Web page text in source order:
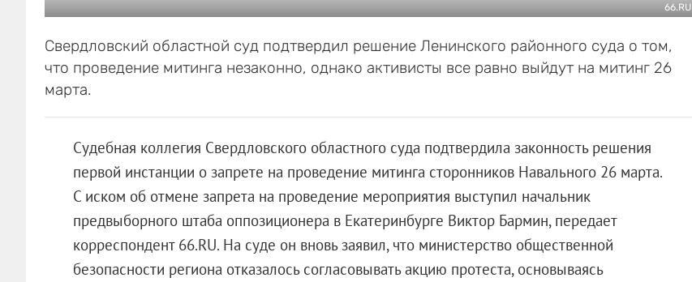
66.RU
Свердловский областной суд подтвердил решение Ленинского районного суда о том,
что проведение митинга незаконно, однако активисты все равно выйдут на митинг 26
марта.
Судебная коллегия Свердловского областного суда подтвердила законность решения
первой инстанции о запрете на проведение митинга сторонников Навального 26 марта.
С иском об отмене запрета на проведение мероприятия выступил начальник
предвыборного штаба оппозиционера в Екатеринбурге Виктор Бармин, передает
корреспондент 66.RU. На суде он вновь заявил, что министерство общественной
безопасности региона отказалось согласовывать акцию протеста, основываясь